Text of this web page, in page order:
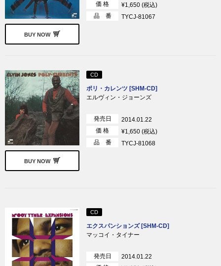
BUY NOW
価 格
¥1,650 (税込)
品 番
TYCJ-81067
BUY NOW
CD
ポリ・カレンツ [SHM-CD]
エルヴィン・ジョーンズ
発売日
2014.01.22
価 格
¥1,650 (税込)
品 番
TYCJ-81068
CD
エクスパンションズ [SHM-CD]
マッコイ・タイナー
発売日
2014.01.22